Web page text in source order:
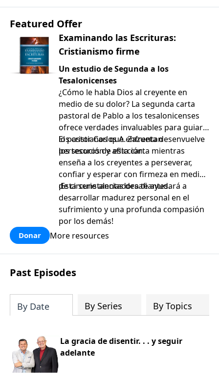
Featured Offer
Examinando las Escrituras:
Cristianismo firme
Un estudio de Segunda a los
Tesalonicenses
¿Cómo le habla Dios al creyente en
medio de su dolor? La segunda carta
pastoral de Pablo a los tesalonicenses
ofrece verdades invaluables para guiar a
los cristianos que enfrentan
persecución y aflicción.
El pastor Carlos A. Zazueta desenvuelve
los tesoros de esta carta mientras
enseña a los creyentes a perseverar,
confiar y esperar con firmeza en medio
de circunstancias desafiantes.
¡Esta serie alentadora te ayudará a
desarrollar madurez personal en el
sufrimiento y una profunda compasión
por los demás!
Donar More resources
Past Episodes
By Date By Series By Topics
La gracia de disentir. . . y seguir
adelante